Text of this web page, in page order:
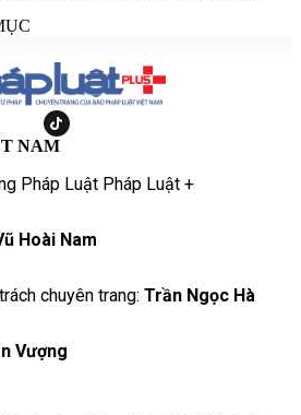
NAM
Pháp Luật Pháp Luật +
Hoài Nam
chuyên trang: Trần Ngọc Hà
Vượng